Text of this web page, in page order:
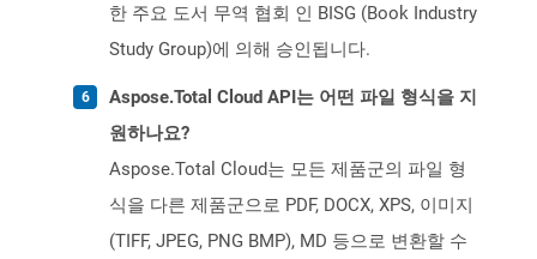
한 주요 도서 무역 협회 인 BISG (Book Industry
Study Group)에 의해 승인됩니다.
Aspose.Total Cloud API는 어떤 파일 형식을 지
원하나요?
Aspose.Total Cloud는 모든 제품군의 파일 형
식을 다른 제품군으로 PDF, DOCX, XPS, 이미지
(TIFF, JPEG, PNG BMP), MD 등으로 변환할 수